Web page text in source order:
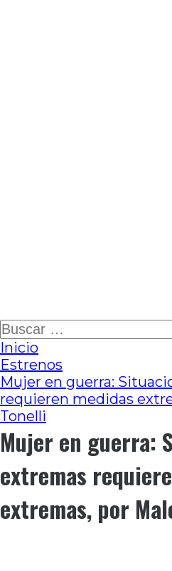
Ir
al
contenido
Buscar:
Inicio
Estrenos
Mujer en guerra:
requieren medidas
Tonelli
Mujer en guerra:
extremas
extremas, por